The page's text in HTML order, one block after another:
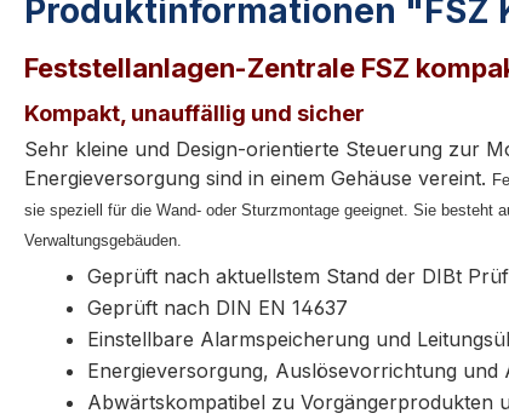
Produktinformationen "FSZ
Feststellanlagen-Zentrale FSZ
Kompakt, unauffällig und sicher
Sehr kleine und Design-orientierte Steuerung zur
Energieversorgung sind in einem Gehäuse vereint.
sie speziell für die Wand- oder Sturzmontage geeignet. Sie besteht
Verwaltungsgebäuden.
Geprüft nach aktuellstem Stand der DIBt
Geprüft nach DIN EN 14637
Einstellbare Alarmspeicherung und
Energieversorgung, Auslösevorrichtung und
Abwärtskompatibel zu Vorgängerprodukten